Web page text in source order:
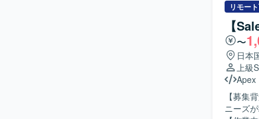
いただきます。 【求める人物像】 MA運用におけ
作業を
安定した品
通じて
る運用
チームの中核
心に、
リモー
【
〜
日本
上級
Apex
【募集
ニーズ